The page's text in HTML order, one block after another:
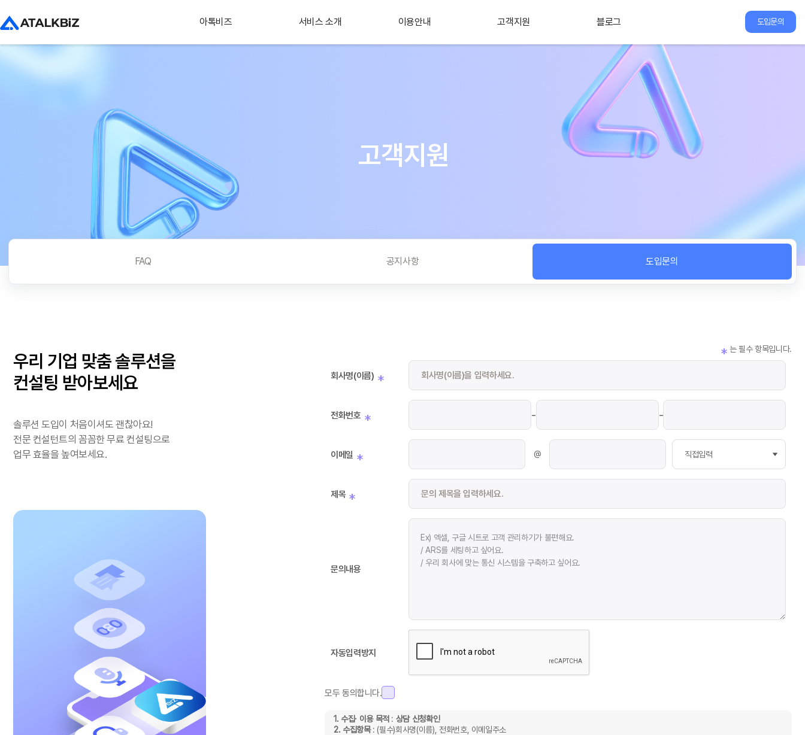
아톡비즈 서비스 소개 이용안내 고객지원 블로그 도입문의
고객지원
FAQ 공지사항 도입문의
우리 기업 맞춤 솔루션을
컨설팅 받아보세요
솔루션 도입이 처음이셔도 괜찮아요!
전문 컨설턴트의 꼼꼼한 무료 컨설팅으로
업무 효율을 높여보세요.
* 는 필수 항목입니다.
회사명(이름) *
전화번호 * - -
이메일 * @
제목 *
문의내용
Ex) 엑셀, 구글 시트로 고객 관리하기가 불편해요.
/ ARS를 세팅하고 싶어요.
/ 우리 회사에 맞는 통신 시스템을 구축하고 싶어요.
자동입력방지
모두 동의합니다.
1. 수집· 이용 목적 : 상담 신청확인
2. 수집항목: (필수)회사명(이름), 전화번호, 이메일주소